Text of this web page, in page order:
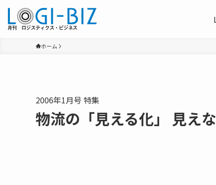
ホーム
2006年1月号 特集
物流の「見える化」 見え